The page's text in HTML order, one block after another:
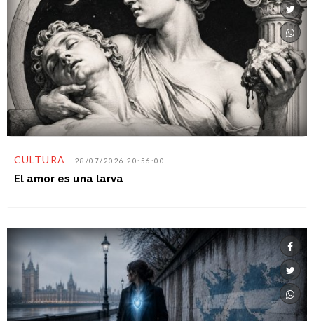
CULTURA 28/07/2026 20:56:00
El amor es una larva